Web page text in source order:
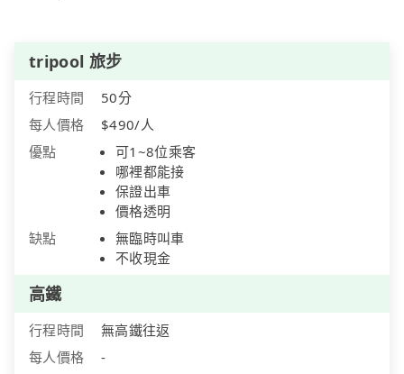
tripool 旅步
行程時間
50分
每人價格
$490/人
優點
可1~8位乘客
哪裡都能接
保證出車
價格透明
缺點
無臨時叫車
不收現金
高鐵
行程時間
無高鐵往返
每人價格
-